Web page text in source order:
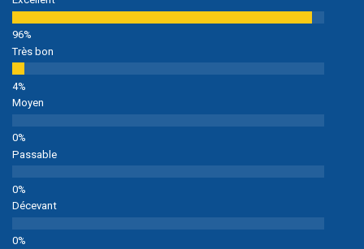
Très bon
Moyen
Passable
Décevant